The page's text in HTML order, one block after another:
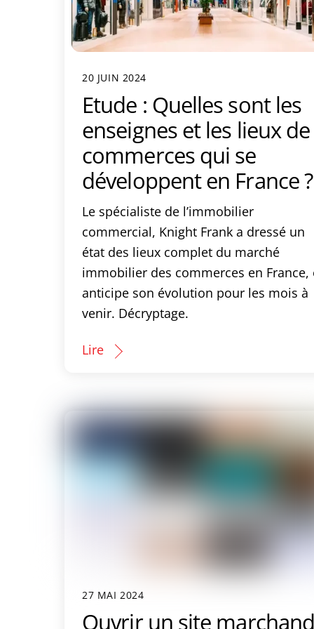
20 JUIN 2024
Etude : Quelles sont les
enseignes et les lieux de
commerces qui se
développent en France ?
Le spécialiste de l’immobilier
commercial, Knight Frank a dressé un
état des lieux complet du marché
immobilier des commerces en France,
anticipe son évolution pour les mois à
venir. Décryptage.
Lire
27 MAI 2024
Ouvrir un site